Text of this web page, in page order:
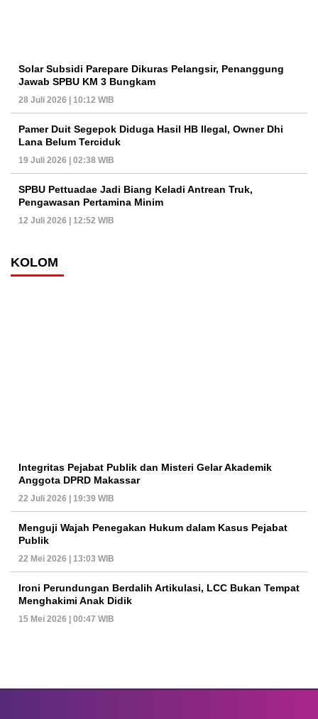
Solar Subsidi Parepare Dikuras Pelangsir, Penanggung
Jawab SPBU KM 3 Bungkam
28 Juli 2026 | 10:12 WIB
Pamer Duit Segepok Diduga Hasil HB Ilegal, Owner Dhi
Lana Belum Terciduk
19 Juli 2026 | 02:38 WIB
SPBU Pettuadae Jadi Biang Keladi Antrean Truk,
Pengawasan Pertamina Minim
12 Juli 2026 | 12:52 WIB
KOLOM
Integritas Pejabat Publik dan Misteri Gelar Akademik
Anggota DPRD Makassar
22 Juli 2026 | 19:39 WIB
Menguji Wajah Penegakan Hukum dalam Kasus Pejabat
Publik
22 Mei 2026 | 13:03 WIB
Ironi Perundungan Berdalih Artikulasi, LCC Bukan Tempat
Menghakimi Anak Didik
15 Mei 2026 | 00:47 WIB